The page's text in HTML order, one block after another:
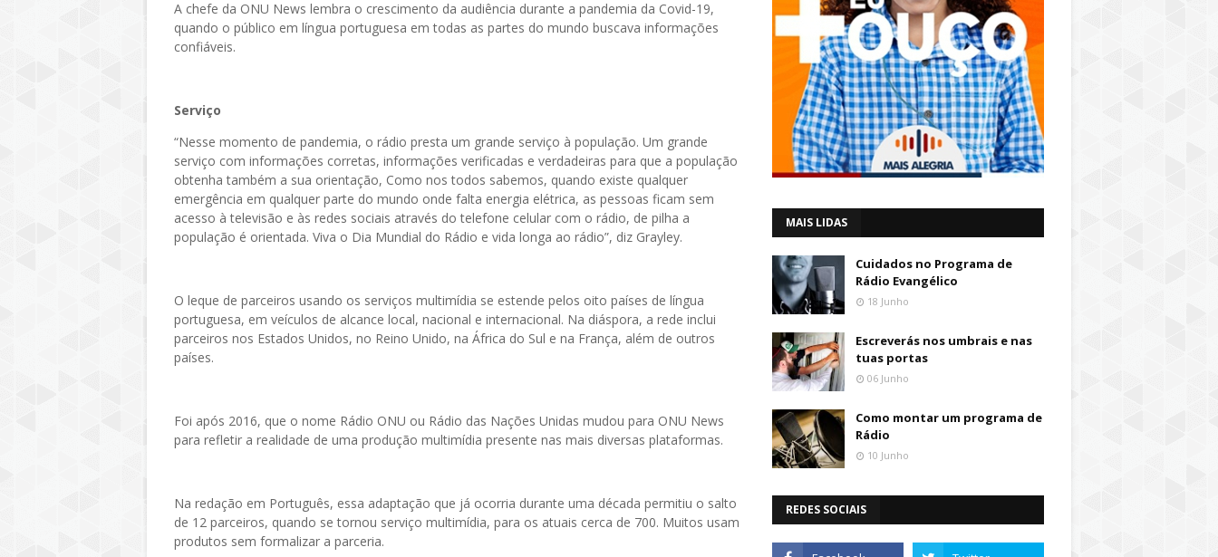
A chefe da ONU News lembra o crescimento da audiência durante a pandemia da Covid-19,
quando o público em língua portuguesa em todas as partes do mundo buscava informações
confiáveis.
Serviço
“Nesse momento de pandemia, o rádio presta um grande serviço à população. Um grande
serviço com informações corretas, informações verificadas e verdadeiras para que a população
obtenha também a sua orientação, Como nos todos sabemos, quando existe qualquer
emergência em qualquer parte do mundo onde falta energia elétrica, as pessoas ficam sem
acesso à televisão e às redes sociais através do telefone celular com o rádio, de pilha a
população é orientada. Viva o Dia Mundial do Rádio e vida longa ao rádio”, diz Grayley.
O leque de parceiros usando os serviços multimídia se estende pelos oito países de língua
portuguesa, em veículos de alcance local, nacional e internacional. Na diáspora, a rede inclui
parceiros nos Estados Unidos, no Reino Unido, na África do Sul e na França, além de outros
países.
Foi após 2016, que o nome Rádio ONU ou Rádio das Nações Unidas mudou para ONU News
para refletir a realidade de uma produção multimídia presente nas mais diversas plataformas.
Na redação em Português, essa adaptação que já ocorria durante uma década permitiu o salto
de 12 parceiros, quando se tornou serviço multimídia, para os atuais cerca de 700. Muitos usam
produtos sem formalizar a parceria.
MAIS LIDAS
Cuidados no Programa de
Rádio Evangélico
18 Junho
Escreverás nos umbrais e nas
tuas portas
06 Junho
Como montar um programa de
Rádio
10 Junho
REDES SOCIAIS